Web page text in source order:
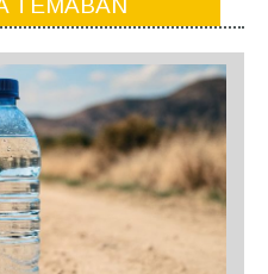
TÉMÁBAN